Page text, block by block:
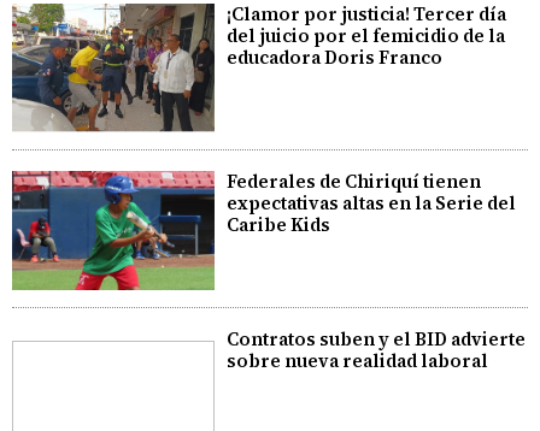
¡Clamor por justicia! Tercer día
del juicio por el femicidio de la
educadora Doris Franco
Federales de Chiriquí tienen
expectativas altas en la Serie del
Caribe Kids
Contratos suben y el BID advierte
sobre nueva realidad laboral